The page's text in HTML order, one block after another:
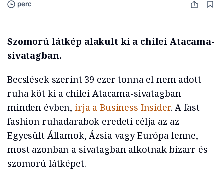
perc
Szomorú látkép alakult ki a chilei Atacama-
sivatagban.
Becslések szerint 39 ezer tonna el nem adott
ruha köt ki a chilei Atacama-sivatagban
minden évben, írja a Business Insider. A fast
fashion ruhadarabok eredeti célja az az
Egyesült Államok, Ázsia vagy Európa lenne,
most azonban a sivatagban alkotnak bizarr és
szomorú látképet.